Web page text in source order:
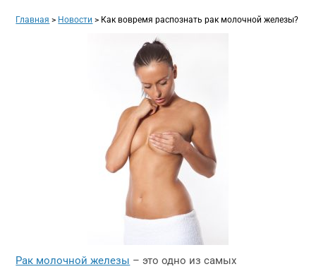
Главная > Новости > Как вовремя распознать рак молочной железы?
Рак молочной железы – это одно из самых